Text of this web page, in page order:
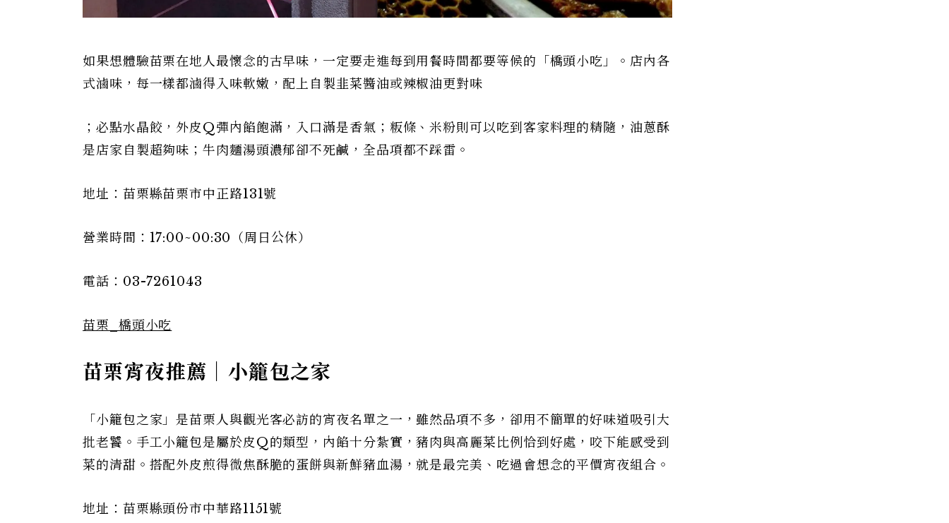
如果想體驗苗栗在地人最懷念的古早味，一定要走進每到用餐時間都要等候的「橋頭小吃」。店內各
式滷味，每一樣都滷得入味軟嫩，配上自製韭菜醬油或辣椒油更對味
；必點水晶餃，外皮Q彈內餡飽滿，入口滿是香氣；粄條、米粉則可以吃到客家料理的精隨，油蔥酥
是店家自製超夠味；牛肉麵湯頭濃郁卻不死鹹，全品項都不踩雷。
地址：苗栗縣苗栗市中正路131號
營業時間：17:00~00:30（周日公休）
電話：03-7261043
苗栗_橋頭小吃
苗栗宵夜推薦｜小籠包之家
「小籠包之家」是苗栗人與觀光客必訪的宵夜名單之一，雖然品項不多，卻用不簡單的好味道吸引大
批老饕。手工小籠包是屬於皮Q的類型，內餡十分紮實，豬肉與高麗菜比例恰到好處，咬下能感受到
菜的清甜。搭配外皮煎得微焦酥脆的蛋餅與新鮮豬血湯，就是最完美、吃過會想念的平價宵夜組合。
地址：苗栗縣頭份市中華路1151號